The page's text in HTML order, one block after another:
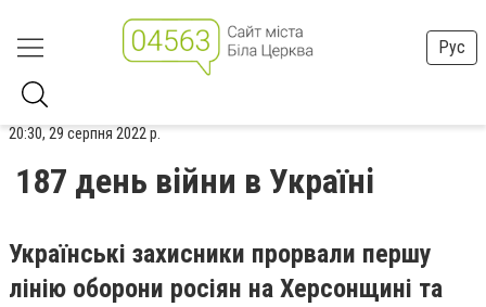
Рус
20:30, 29 серпня 2022 р.
187 день війни в Україні
Українські захисники прорвали першу
лінію оборони росіян на Херсонщині та